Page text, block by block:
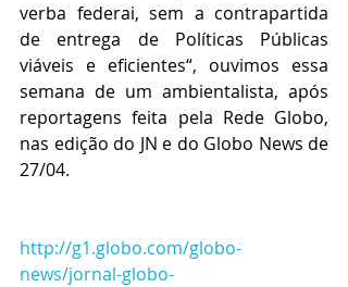
verba federai, sem a contrapartida
de entrega de Políticas Públicas
viáveis e eficientes“, ouvimos essa
semana de um ambientalista, após
reportagens feita pela Rede Globo,
nas edição do JN e do Globo News de
27/04.
http://g1.globo.com/globo-
news/jornal-globo-